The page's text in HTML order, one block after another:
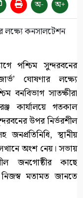
অ- অ+
পশ্চিম সুন্দরবনের
ঘোষণার লক্ষ্যে
বনবিভাগ সাতক্ষীরা
কার্যালয়ে গতকাল
উপর নির্ভরশীল
জনপ্রতিনিধি, স্থানীয়
অংশ নেয়। সভায়
জনগোষ্ঠীর কাছে
নিজস্ব মতামত জানতে